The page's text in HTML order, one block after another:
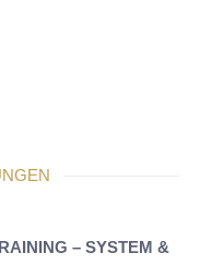
– SYSTEM &